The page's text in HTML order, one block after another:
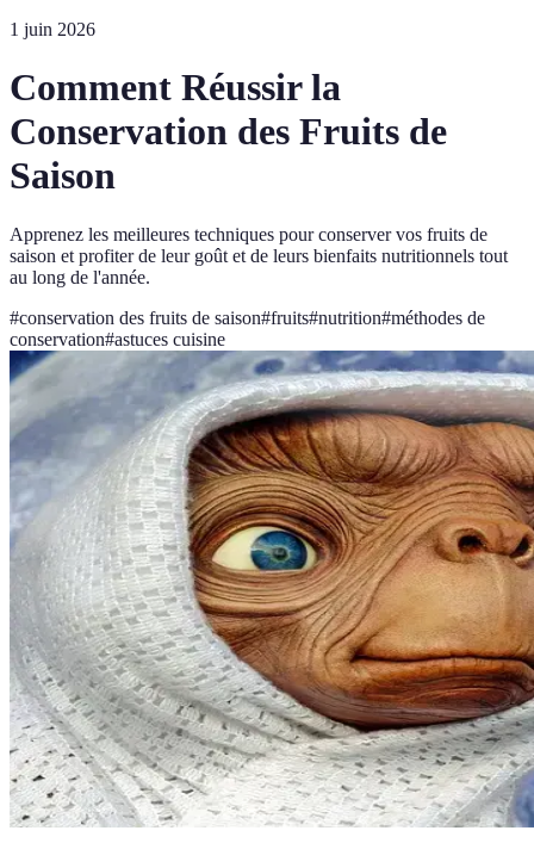
1 juin 2026
Comment Réussir la
Conservation des Fruits de
Saison
Apprenez les meilleures techniques pour conserver vos fruits de
saison et profiter de leur goût et de leurs bienfaits nutritionnels tout
au long de l'année.
#conservation des fruits de saison#fruits#nutrition#méthodes de
conservation#astuces cuisine